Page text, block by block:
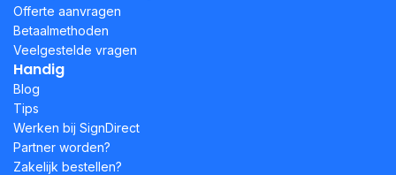
Offerte aanvragen
Betaalmethoden
Veelgestelde vragen
Handig
Blog
Tips
Werken bij SignDirect
Partner worden?
Zakelijk bestellen?